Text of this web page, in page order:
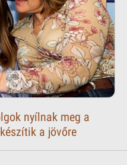
nyílnak meg a
a jövőre